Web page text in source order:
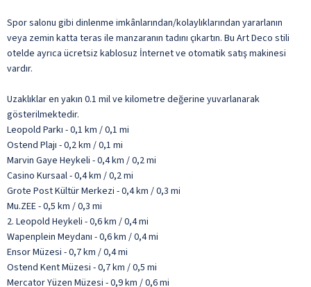
Spor salonu gibi dinlenme imkânlarından/kolaylıklarından yararlanın
veya zemin katta teras ile manzaranın tadını çıkartın. Bu Art Deco stili
otelde ayrıca ücretsiz kablosuz İnternet ve otomatik satış makinesi
vardır.
Uzaklıklar en yakın 0.1 mil ve kilometre değerine yuvarlanarak
gösterilmektedir.
Leopold Parkı - 0,1 km / 0,1 mi
Ostend Plajı - 0,2 km / 0,1 mi
Marvin Gaye Heykeli - 0,4 km / 0,2 mi
Casino Kursaal - 0,4 km / 0,2 mi
Grote Post Kültür Merkezi - 0,4 km / 0,3 mi
Mu.ZEE - 0,5 km / 0,3 mi
2. Leopold Heykeli - 0,6 km / 0,4 mi
Wapenplein Meydanı - 0,6 km / 0,4 mi
Ensor Müzesi - 0,7 km / 0,4 mi
Ostend Kent Müzesi - 0,7 km / 0,5 mi
Mercator Yüzen Müzesi - 0,9 km / 0,6 mi